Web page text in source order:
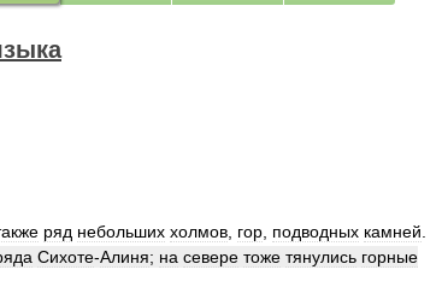
ряд небольших холмов гор подводных камней
Сихоте-Алиня; на севере тоже тянулись горные